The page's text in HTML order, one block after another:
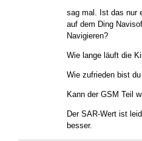
sag mal. Ist das nur
auf dem Ding
Navigieren?
Wie lange läuft die
Wie zufrieden bist
Kann der GSM Teil
Der SAR-Wert ist
besser.